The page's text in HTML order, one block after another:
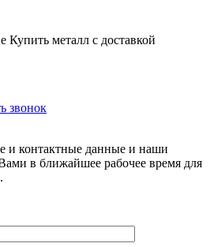
металл с доставкой
звонок
и контактные данные и наши
в ближайшее рабочее время для